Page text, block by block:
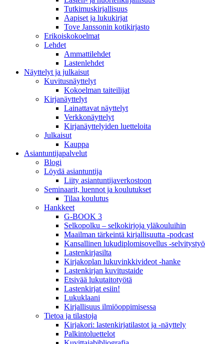
Tutkimuskirjallisuus
Aapiset ja lukukirjat
Tove Janssonin kotikirjasto
Erikoiskokoelmat
Lehdet
Ammattilehdet
Lastenlehdet
Näyttelyt ja julkaisut
Kuvitusnäyttelyt
Kokoelman taiteilijat
Kirjanäyttelyt
Lainattavat näyttelyt
Verkkonäyttelyt
Kirjanäyttelyiden luetteloita
Julkaisut
Kauppa
Asiantuntija­palvelut
Blogi
Löydä asiantuntija
Liity asiantuntijaverkostoon
Seminaarit, luennot ja koulutukset
Tilaa koulutus
Hankkeet
G-BOOK 3
Selkopolku – selkokirjoja yläkouluihin
Maailman tärkeintä kirjallisuutta -podcast
Kansallinen lukudiplomisovellus -selvitystyö
Lastenkirjasilta
Kirjakoplan lukuvinkkivideot -hanke
Lastenkirjan kuvitustaide
Etsivää lukutaitotyötä
Lastenkirjat esiin!
Lukuklaani
Kirjallisuus ilmiöoppimisessa
Tietoa ja tilastoja
Kirjakori: lastenkirjatilastot ja -näyttely
Palkintoluettelot